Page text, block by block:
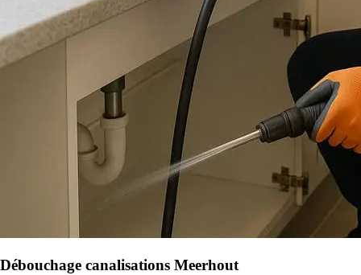
Débouchage canalisations Meerhout